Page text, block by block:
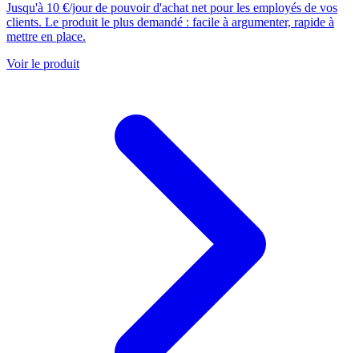
Jusqu'à 10 €/jour de pouvoir d'achat net pour les employés de vos
clients. Le produit le plus demandé : facile à argumenter, rapide à
mettre en place.
Voir le produit